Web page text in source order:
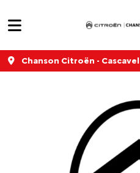
Chanson Citroën - Cascavel